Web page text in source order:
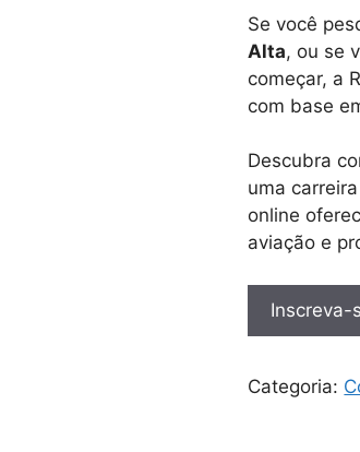
Se você
Alta, ou se
começar, a
com base
Descubra
uma
online
aviação e
Inscreva-
Categoria: